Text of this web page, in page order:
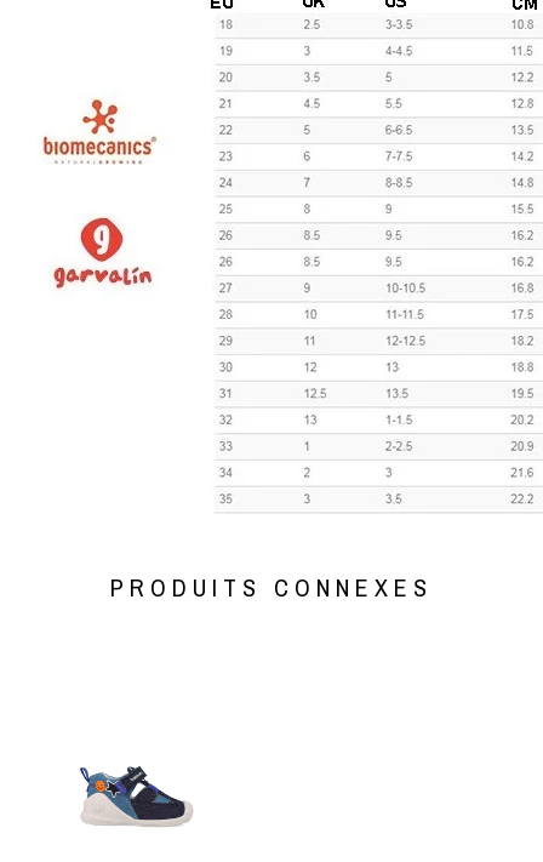
PRODUITS CONNEXES